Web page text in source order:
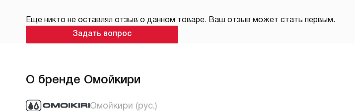
Еще никто не оставлял отзыв о данном товаре. Ваш отзыв может стать первым.
Задать вопрос
О бренде Омойкири
Омойкири (рус.)